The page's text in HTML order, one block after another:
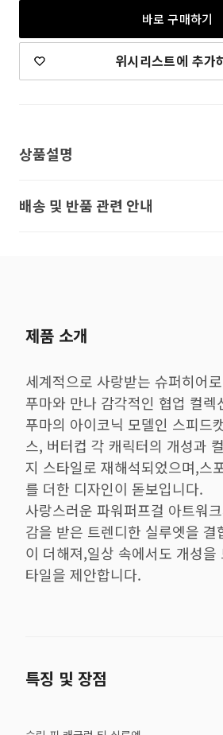
바로 구매하기
위시리스트에 추가
상품설명
배송 및 반품 관련 안내
제품 소개
세계적으로 사랑받는 슈퍼히어로
푸마와 만나 감각적인 협업 컬렉
푸마의 아이코닉 모델인 스피드
스, 버터컵 각 캐릭터의 개성과
지 스타일로 재해석되었으며,스
를 더한 디자인이 돋보입니다.
사랑스러운 파워퍼프걸 아트워
감을 받은 트렌디한 실루엣을 결
이 더해져,일상 속에서도 개성을
타일을 제안합니다.
특징 및 장점